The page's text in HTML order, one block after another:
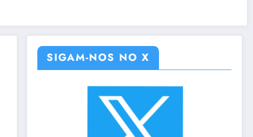
SIGAM-NOS NO X